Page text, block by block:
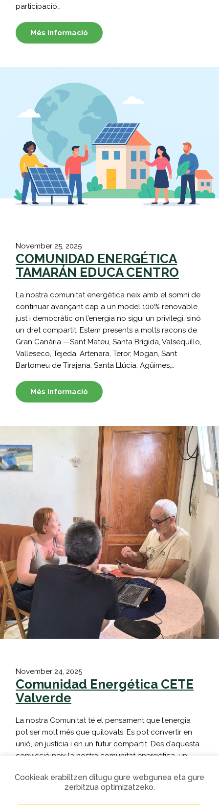
Cookieak erabiltzen ditugu gure webgunea eta gure
zerbitzua optimizatzeko.
participació…
Més informació
November 25, 2025
COMUNIDAD ENERGÉTICA
TAMARÁN EDUCA CENTRO
La nostra comunitat energètica neix amb el somni de
continuar avançant cap a un model 100% renovable
just i democràtic on l’energia no sigui un privilegi, sinó
un dret compartit. Estem presents a molts racons de
Gran Canària —Sant Mateu, Santa Brígida, Valsequillo,
Valleseco, Tejeda, Artenara, Teror, Mogan, Sant
Bartomeu de Tirajana, Santa Llúcia, Agüimes,…
Més informació
November 24, 2025
Comunidad Energética CETE
Valverde
La nostra Comunitat té el pensament que l’energia
pot ser molt més que quilovats. Es pot convertir en
unió, en justícia i en un futur compartit. Des d’aquesta
convicció neix la nostra comunitat energètica, un
compromís als municipis de Valverde, el Pinar del
Ferro i la Frontera. El…